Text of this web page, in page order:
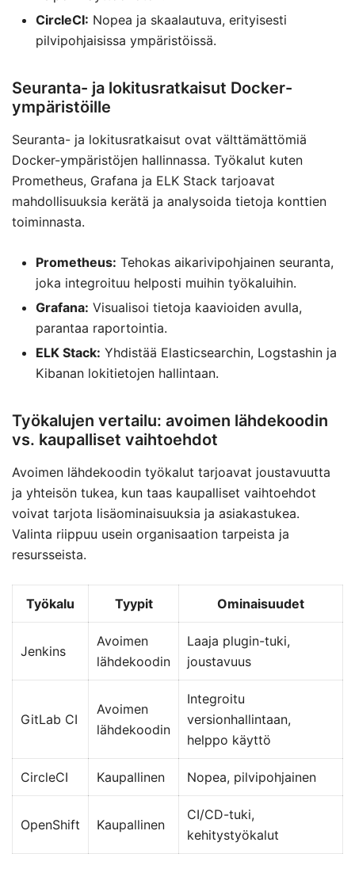
CircleCI: Nopea ja skaalautuva, erityisesti
pilvipohjaisissa ympäristöissä.
Seuranta- ja lokitusratkaisut Docker-
ympäristöille
Seuranta- ja lokitusratkaisut ovat välttämättömiä
Docker-ympäristöjen hallinnassa. Työkalut kuten
Prometheus, Grafana ja ELK Stack tarjoavat
mahdollisuuksia kerätä ja analysoida tietoja konttien
toiminnasta.
Prometheus: Tehokas aikarivipohjainen seuranta,
joka integroituu helposti muihin työkaluihin.
Grafana: Visualisoi tietoja kaavioiden avulla,
parantaa raportointia.
ELK Stack: Yhdistää Elasticsearchin, Logstashin ja
Kibanan lokitietojen hallintaan.
Työkalujen vertailu: avoimen lähdekoodin
vs. kaupalliset vaihtoehdot
Avoimen lähdekoodin työkalut tarjoavat joustavuutta
ja yhteisön tukea, kun taas kaupalliset vaihtoehdot
voivat tarjota lisäominaisuuksia ja asiakastukea.
Valinta riippuu usein organisaation tarpeista ja
resursseista.
Työkalu Tyypit Ominaisuudet
Jenkins
Avoimen
lähdekoodin
Laaja plugin-tuki,
joustavuus
GitLab CI
Avoimen
lähdekoodin
Integroitu
versionhallintaan,
helppo käyttö
CircleCI Kaupallinen Nopea, pilvipohjainen
OpenShift Kaupallinen
CI/CD-tuki,
kehitystyökalut